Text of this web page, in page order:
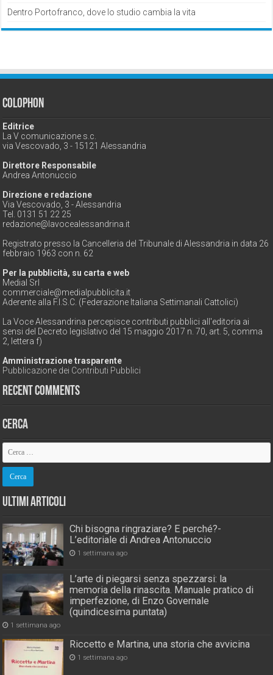
Dentro Portofranco, dove lo studio cambia la vita
Colophon
Editrice
La V comunicazione s.c.
via Vescovado, 3 - 15121 Alessandria
Direttore Responsabile
Andrea Antonuccio
Direzione e redazione
Via Vescovado, 3 - Alessandria
Tel. 0131 51 22 25
redazione@lavocealessandrina.it
Registrato presso la Cancelleria del Tribunale di Alessandria in data 26
febbraio 1963 con n. 62
Per la pubblicità, su carta e web
Medial Srl
commerciale@medialpubblicita.it
Aderente alla F.I.S.C. (Federazione Italiana Settimanali Cattolici)
La Voce Alessandrina percepisce contributi pubblici all'editoria ai
sensi del Decreto legislativo del 15 maggio 2017 n. 70, art. 5, comma
2, lettera f)
Amministrazione trasparente
Pubblicazione dei Contributi Pubblici
Recent Comments
Cerca
Ultimi Articoli
Chi bisogna ringraziare? E perché?-
L’editoriale di Andrea Antonuccio
1 settimana ago
L’arte di piegarsi senza spezzarsi: la
memoria della rinascita. Manuale pratico di
imperfezione, di Enzo Governale
(quindicesima puntata)
1 settimana ago
Riccetto e Martina, una storia che avvicina
1 settimana ago